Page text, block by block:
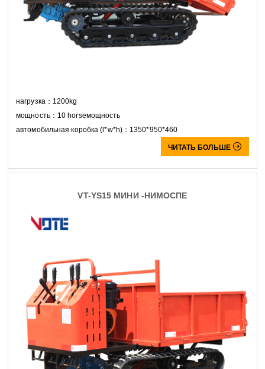
нагрузка：1200kg
мощность：10 horseмощность
автомобильная коробка (l*w*h)：1350*950*460
ЧИТАТЬ БОЛЬШЕ 
VT-YS15 МИНИ -НИМОСПЕ